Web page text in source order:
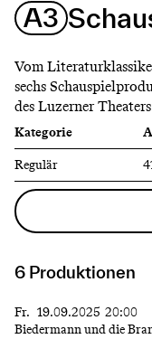
A3
Vom
sechs
des Luzerner
Kategorie A
Regulär
6 Produktionen
Fr. 19.09.2025 20:00
Biedermann und die